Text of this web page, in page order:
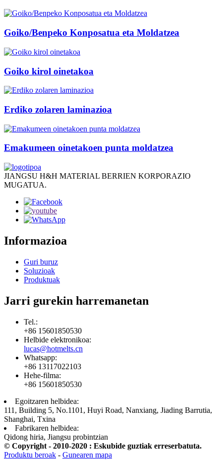
Goiko/Benpeko Konposatua eta Moldatzea
Goiko kirol oinetakoa
Erdiko zolaren laminazioa
Emakumeen oinetakoen punta moldatzea
JIANGSU H&H MATERIAL BERRIEN KORPORAZIO
MUGATUA.
Informazioa
Guri buruz
Soluzioak
Produktuak
Jarri gurekin harremanetan
Tel.:
+86 15601850530
Helbide elektronikoa:
lucas@hotmelts.cn
Whatsapp:
+86 13117022103
Hehe-filma:
+86 15601850530
Egoitzaren helbidea:
111, Building 5, No.1101, Huyi Road, Nanxiang, Jiading Barrutia,
Shanghai, Txina
Fabrikaren helbidea:
Qidong hiria, Jiangsu probintzian
© Copyright - 2010-2020 : Eskubide guztiak erreserbatuta.
Produktu beroak - Gunearen mapa